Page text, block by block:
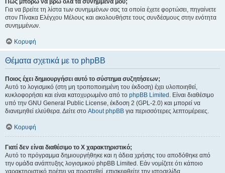
Πώς μπορώ να βρω όλα τα συνημμένα μου;
Για να βρείτε τη λίστα των συνημμένων σας τα οποία έχετε φορτώσει, πηγαίνετε
στον Πίνακα Ελέγχου Μέλους και ακολουθήστε τους συνδέσμους στην ενότητα
συνημμένων.
Κορυφή
Θέματα σχετικά με το phpBB
Ποιος έχει δημιουργήσει αυτό το σύστημα συζητήσεων;
Αυτό το λογισμικό (στη μη τροποποιημένη του έκδοση) έχει υλοποιηθεί,
κυκλοφορήσει και είναι κατοχυρωμένο από το phpBB Limited . Είναι διαθέσιμο
υπό την GNU General Public License, έκδοση 2 (GPL-2.0) και μπορεί να
διανεμηθεί ελεύθερα. Δείτε στο About phpBB για περισσότερες λεπτομέρειες.
Κορυφή
Γιατί δεν είναι διαθέσιμο το Χ χαρακτηριστικό;
Αυτό το πρόγραμμα δημιουργήθηκε και η άδεια χρήσης του αποδόθηκε από
την ομάδα ανάπτυξης λογισμικού phpBB Limited. Εάν νομίζετε ότι κάποιο
χαρακτηριστικό πρέπει να προστεθεί, επισκεφθείτε την ιστοσελίδα